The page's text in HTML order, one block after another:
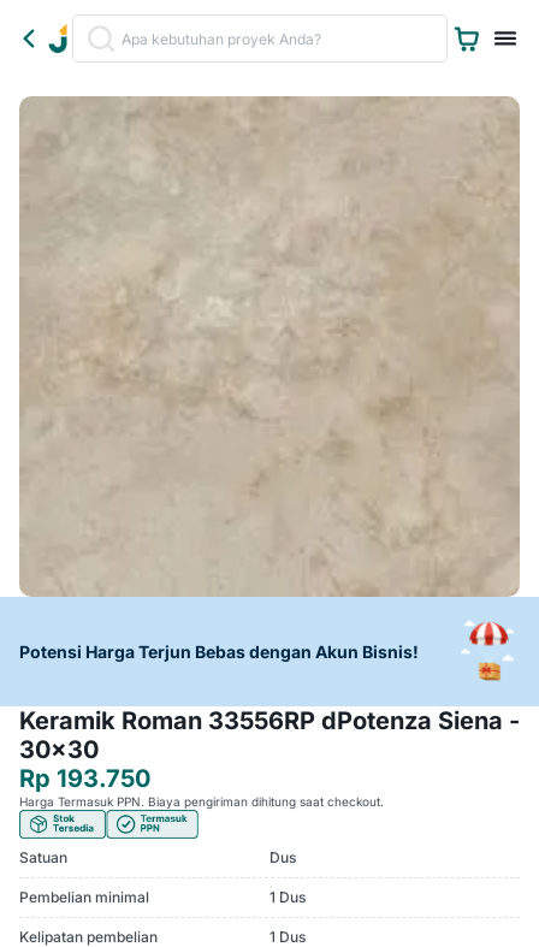
Potensi Harga Terjun Bebas dengan Akun Bisnis!
Keramik Roman 33556RP dPotenza Siena -
30x30
Rp 193.750
Harga Termasuk PPN. Biaya pengiriman dihitung saat checkout.
Satuan Dus
Pembelian minimal 1 Dus
Kelipatan pembelian 1 Dus